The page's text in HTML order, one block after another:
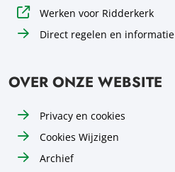
Werken voor Ridderkerk
Direct regelen en informatie
OVER ONZE WEBSITE
Privacy en cookies
Cookies Wijzigen
Archief